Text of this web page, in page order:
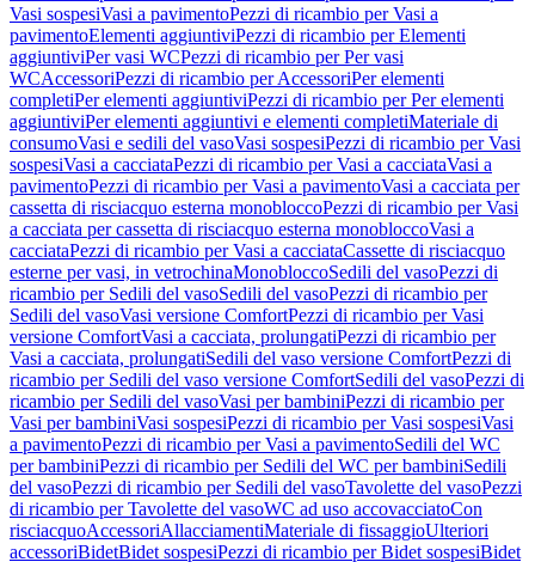
Vasi sospesiVasi a pavimentoPezzi di ricambio per Vasi a
pavimentoElementi aggiuntiviPezzi di ricambio per Elementi
aggiuntiviPer vasi WCPezzi di ricambio per Per vasi
WCAccessoriPezzi di ricambio per AccessoriPer elementi
completiPer elementi aggiuntiviPezzi di ricambio per Per elementi
aggiuntiviPer elementi aggiuntivi e elementi completiMateriale di
consumoVasi e sedili del vasoVasi sospesiPezzi di ricambio per Vasi
sospesiVasi a cacciataPezzi di ricambio per Vasi a cacciataVasi a
pavimentoPezzi di ricambio per Vasi a pavimentoVasi a cacciata per
cassetta di risciacquo esterna monobloccoPezzi di ricambio per Vasi
a cacciata per cassetta di risciacquo esterna monobloccoVasi a
cacciataPezzi di ricambio per Vasi a cacciataCassette di risciacquo
esterne per vasi, in vetrochinaMonobloccoSedili del vasoPezzi di
ricambio per Sedili del vasoSedili del vasoPezzi di ricambio per
Sedili del vasoVasi versione ComfortPezzi di ricambio per Vasi
versione ComfortVasi a cacciata, prolungatiPezzi di ricambio per
Vasi a cacciata, prolungatiSedili del vaso versione ComfortPezzi di
ricambio per Sedili del vaso versione ComfortSedili del vasoPezzi di
ricambio per Sedili del vasoVasi per bambiniPezzi di ricambio per
Vasi per bambiniVasi sospesiPezzi di ricambio per Vasi sospesiVasi
a pavimentoPezzi di ricambio per Vasi a pavimentoSedili del WC
per bambiniPezzi di ricambio per Sedili del WC per bambiniSedili
del vasoPezzi di ricambio per Sedili del vasoTavolette del vasoPezzi
di ricambio per Tavolette del vasoWC ad uso accovacciatoCon
risciacquoAccessoriAllacciamentiMateriale di fissaggioUlteriori
accessoriBidetBidet sospesiPezzi di ricambio per Bidet sospesiBidet